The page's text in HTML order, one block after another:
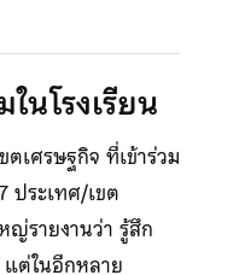
นโรงเรียน
เศรษฐกิจ ที่เข้าร่วม
ประเทศ/เขต
ญ่รายงานว่า รู้สึก
แต่ในอีกหลาย